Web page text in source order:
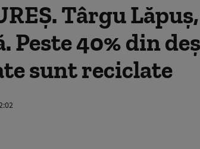
Târgu
Peste 40% din
sunt reciclate